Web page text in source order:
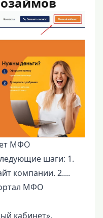
МФО
шаги: 1.
компании. 2....
МФО
кабинет».